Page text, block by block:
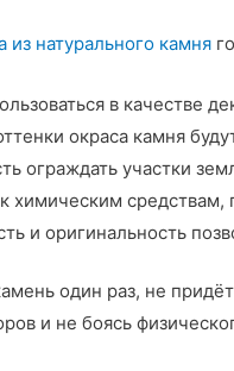
из натурального камня
в качестве
окраса камня
ограждать участки
химическим
и оригинальность
один раз, не
и не боясь